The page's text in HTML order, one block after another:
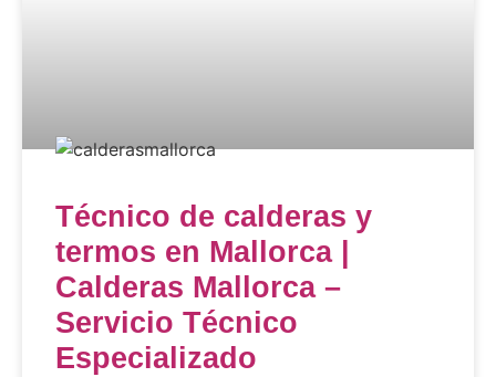
Técnico de calderas y
termos en Mallorca |
Calderas Mallorca –
Servicio Técnico
Especializado